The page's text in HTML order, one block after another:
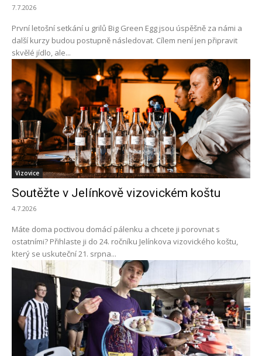
7.7.2026
První letošní setkání u grilů Big Green Egg jsou úspěšně za námi a
další kurzy budou postupně následovat. Cílem není jen připravit
skvělé jídlo, ale...
Vizovice
Soutěžte v Jelínkově vizovickém koštu
4.7.2026
Máte doma poctivou domácí pálenku a chcete ji porovnat s
ostatními? Přihlaste ji do 24. ročníku Jelínkova vizovického koštu,
který se uskuteční 21. srpna...